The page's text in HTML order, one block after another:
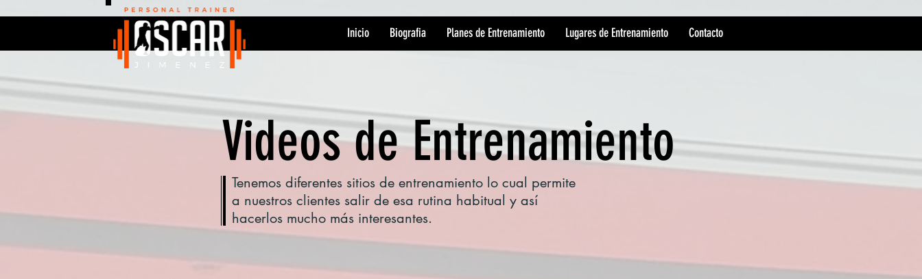
Inicio Biografia Planes de Entrenamiento Lugares de Entrenamiento Contacto
Videos de Entrenamiento
Tenemos diferentes sitios de entrenamiento lo cual permite
a nuestros clientes salir de esa rutina habitual y así
hacerlos mucho más interesantes.